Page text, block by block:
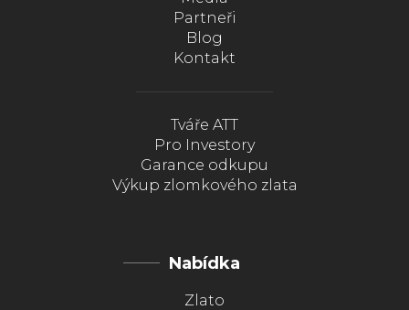
Partneři
Blog
Kontakt
Tváře ATT
Pro Investory
Garance odkupu
Výkup zlomkového zlata
Nabídka
Zlato